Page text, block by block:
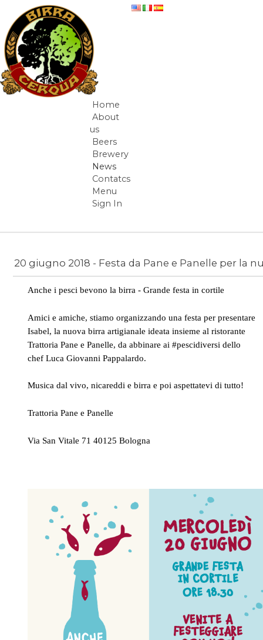
Skip to Content
Navigation
Home
About
us
Beers
Brewery
News
Contatcs
Menu
Sign In
Breadcrumbs
/
Anche i pesci bevono la birra - Grande festa in cortile
Amici e amiche, stiamo organizzando una festa per presentare
Isabel, la nuova birra artigianale ideata insieme al ristorante
Trattoria Pane e Panelle, da abbinare ai #pescidiversi dello
chef Luca Giovanni Pappalardo.
Musica dal vivo, nicareddi e birra e poi aspettatevi di tutto!
Trattoria Pane e Panelle
Via San Vitale 71 40125 Bologna